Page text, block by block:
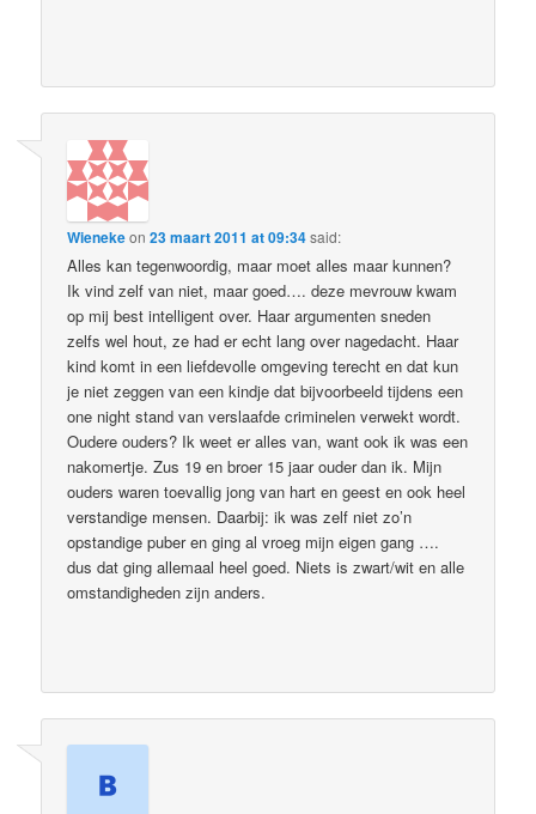
Wienekeon23 maart 2011 at 09:34said:
Alles kan tegenwoordig, maar moet alles maar kunnen?
Ik vind zelf van niet, maar goed…. deze mevrouw kwam
op mij best intelligent over. Haar argumenten sneden
zelfs wel hout, ze had er echt lang over nagedacht. Haar
kind komt in een liefdevolle omgeving terecht en dat kun
je niet zeggen van een kindje dat bijvoorbeeld tijdens een
one night stand van verslaafde criminelen verwekt wordt.
Oudere ouders? Ik weet er alles van, want ook ik was een
nakomertje. Zus 19 en broer 15 jaar ouder dan ik. Mijn
ouders waren toevallig jong van hart en geest en ook heel
verstandige mensen. Daarbij: ik was zelf niet zo’n
opstandige puber en ging al vroeg mijn eigen gang ….
dus dat ging allemaal heel goed. Niets is zwart/wit en alle
omstandigheden zijn anders.